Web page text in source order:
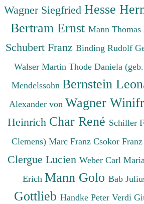
Wagner Siegfried Hesse
Bertram Ernst Mann Thomas
Schubert Franz Binding Rudolf
Walser Martin Thode Daniela
Mendelssohn Bernstein
Alexander von Wagner
Heinrich Char René Schiller
Clemens) Marc Franz Csokor
Clergue Lucien Weber Carl
Erich Mann Golo Bab
Gottlieb Handke Peter Verdi